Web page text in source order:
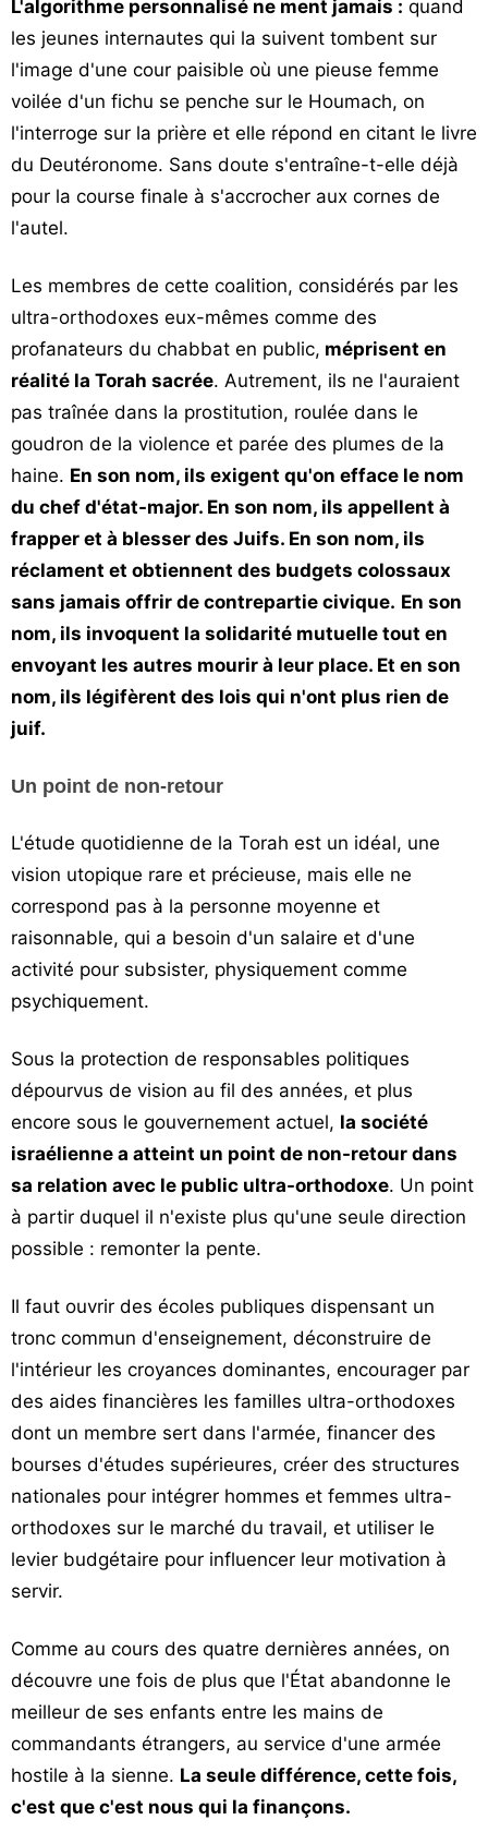
L'algorithme personnalisé ne ment jamais : quand
les jeunes internautes qui la suivent tombent sur
l'image d'une cour paisible où une pieuse femme
voilée d'un fichu se penche sur le Houmach, on
l'interroge sur la prière et elle répond en citant le livre
du Deutéronome. Sans doute s'entraîne-t-elle déjà
pour la course finale à s'accrocher aux cornes de
l'autel.
Les membres de cette coalition, considérés par les
ultra-orthodoxes eux-mêmes comme des
profanateurs du chabbat en public, méprisent en
réalité la Torah sacrée. Autrement, ils ne l'auraient
pas traînée dans la prostitution, roulée dans le
goudron de la violence et parée des plumes de la
haine. En son nom, ils exigent qu'on efface le nom
du chef d'état-major. En son nom, ils appellent à
frapper et à blesser des Juifs. En son nom, ils
réclament et obtiennent des budgets colossaux
sans jamais offrir de contrepartie civique. En son
nom, ils invoquent la solidarité mutuelle tout en
envoyant les autres mourir à leur place. Et en son
nom, ils légifèrent des lois qui n'ont plus rien de
juif.
Un point de non-retour
L'étude quotidienne de la Torah est un idéal, une
vision utopique rare et précieuse, mais elle ne
correspond pas à la personne moyenne et
raisonnable, qui a besoin d'un salaire et d'une
activité pour subsister, physiquement comme
psychiquement.
Sous la protection de responsables politiques
dépourvus de vision au fil des années, et plus
encore sous le gouvernement actuel, la société
israélienne a atteint un point de non-retour dans
sa relation avec le public ultra-orthodoxe. Un point
à partir duquel il n'existe plus qu'une seule direction
possible : remonter la pente.
Il faut ouvrir des écoles publiques dispensant un
tronc commun d'enseignement, déconstruire de
l'intérieur les croyances dominantes, encourager par
des aides financières les familles ultra-orthodoxes
dont un membre sert dans l'armée, financer des
bourses d'études supérieures, créer des structures
nationales pour intégrer hommes et femmes ultra-
orthodoxes sur le marché du travail, et utiliser le
levier budgétaire pour influencer leur motivation à
servir.
Comme au cours des quatre dernières années, on
découvre une fois de plus que l'État abandonne le
meilleur de ses enfants entre les mains de
commandants étrangers, au service d'une armée
hostile à la sienne. La seule différence, cette fois,
c'est que c'est nous qui la finançons.